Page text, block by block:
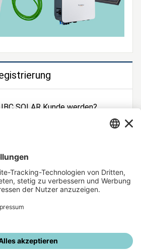
SOLAR Kunde werden?
sich jetzt!
Angebote